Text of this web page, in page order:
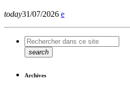
today31/07/2026
search
Archives